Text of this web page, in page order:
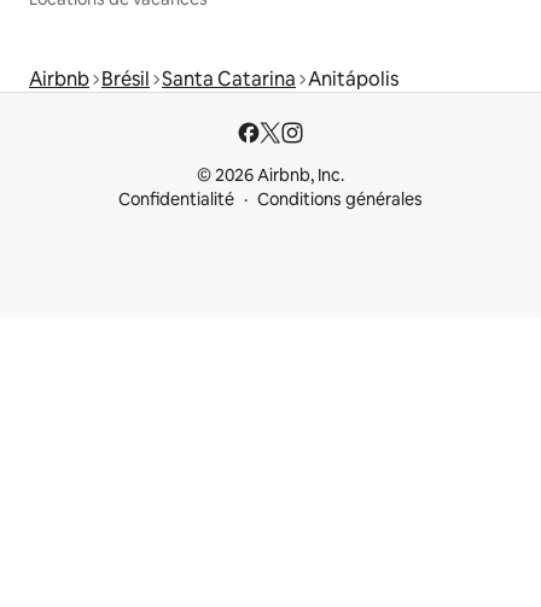
Airbnb Brésil Santa Catarina Anitápolis
© 2026 Airbnb, Inc.
Confidentialité
Conditions générales